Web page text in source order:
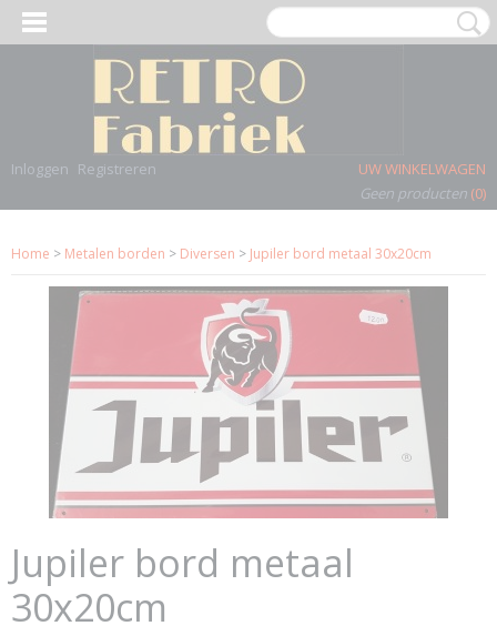
Inloggen Registreren
UW WINKELWAGEN
Geen producten (0)
Home > Metalen borden > Diversen > Jupiler bord metaal 30x20cm
Jupiler bord metaal
30x20cm